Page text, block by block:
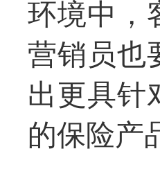
环境中，
营销员也
出更具针
的保险产